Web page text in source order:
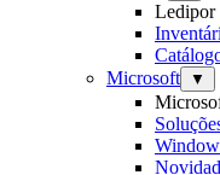
Ledipor
Microsoft
▼